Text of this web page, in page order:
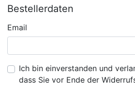
Bestellerdaten
Email
Ich bin einverstanden und
dass Sie vor Ende der